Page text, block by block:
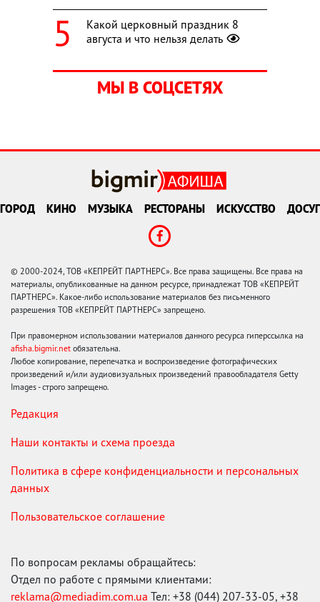
Какой церковный праздник 8
августа и что нельзя делать
МЫ В СОЦСЕТЯХ
ГОРОД КИНО МУЗЫКА РЕСТОРАНЫ ИСКУССТВО ДОСУГ
© 2000-2024, ТОВ «КЕПРЕЙТ ПАРТНЕРС». Все права защищены. Все права на
материалы, опубликованные на данном ресурсе, принадлежат ТОВ «КЕПРЕЙТ
ПАРТНЕРС». Какое-либо использование материалов без письменного
разрешения ТОВ «КЕПРЕЙТ ПАРТНЕРС» запрещено.
При правомерном использовании материалов данного ресурса гиперссылка на
afisha.bigmir.net обязательна.
Любое копирование, перепечатка и воспроизведение фотографических
произведений и/или аудиовизуальных произведений правообладателя Getty
Images - строго запрещено.
Редакция
Наши контакты и схема проезда
Политика в сфере конфиденциальности и персональных
данных
Пользовательское соглашение
По вопросам рекламы обращайтесь:
Отдел по работе с прямыми клиентами:
reklama@mediadim.com.ua Тел: +38 (044) 207-33-05, +38